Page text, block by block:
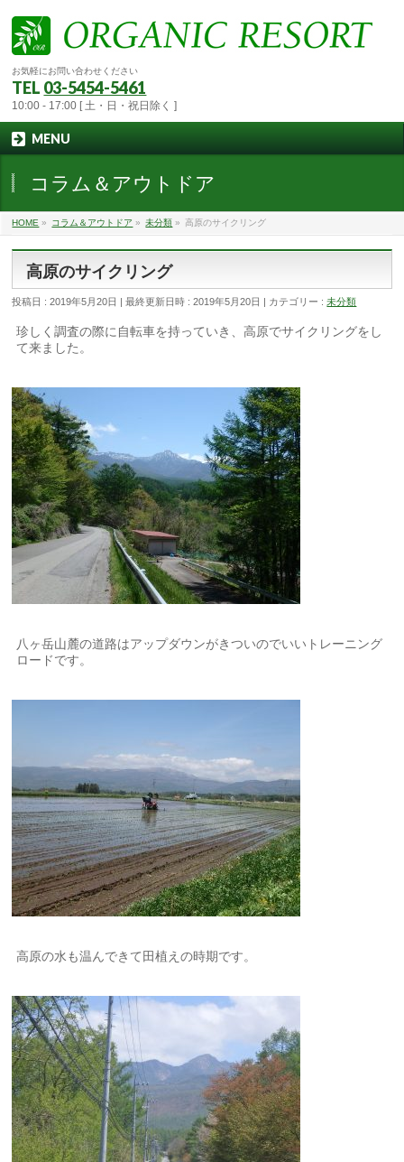
お気軽にお問い合わせください
TEL 03-5454-5461
10:00 - 17:00 [ 土・日・祝日除く ]
MENU
コラム＆アウトドア
HOME » コラム＆アウトドア » 未分類 » 高原のサイクリング
高原のサイクリング
投稿日 : 2019年5月20日 最終更新日時 : 2019年5月20日 カテゴリー :未分類
珍しく調査の際に自転車を持っていき、高原でサイクリングをし
て来ました。
八ヶ岳山麓の道路はアップダウンがきついのでいいトレーニング
ロードです。
高原の水も温んできて田植えの時期です。